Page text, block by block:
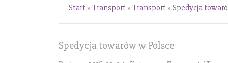
Start » Transport » Transport » Spedycja
Spedycja towarów w Polsce